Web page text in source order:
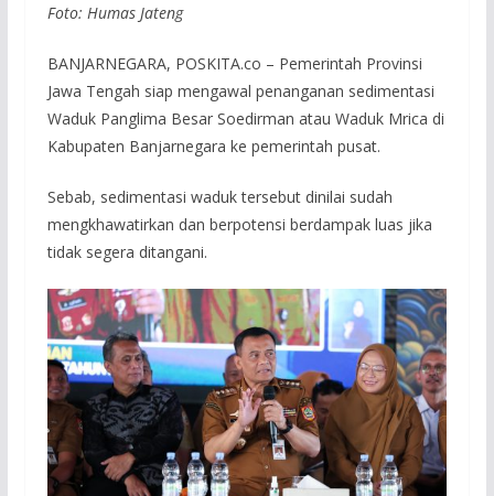
Foto: Humas Jateng
BANJARNEGARA, POSKITA.co – Pemerintah Provinsi
Jawa Tengah siap mengawal penanganan sedimentasi
Waduk Panglima Besar Soedirman atau Waduk Mrica di
Kabupaten Banjarnegara ke pemerintah pusat.
Sebab, sedimentasi waduk tersebut dinilai sudah
mengkhawatirkan dan berpotensi berdampak luas jika
tidak segera ditangani.